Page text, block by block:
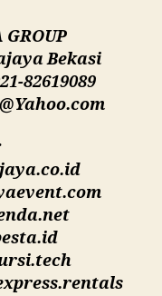
GROUP
Bekasi
82619089